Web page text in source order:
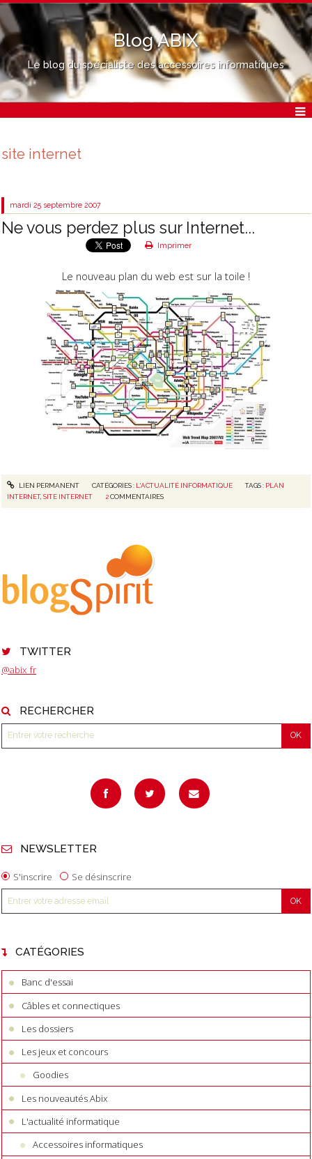
Blog ABIX
Le blog du spécialiste des accessoires informatiques
TWITTER
@abix_fr
RECHERCHER
NEWSLETTER
S'inscrire Se désinscrire
CATÉGORIES
Banc d'essai
Câbles et connectiques
Les dossiers
Les jeux et concours
Goodies
Les nouveautés Abix
L'actualité informatique
Accessoires informatiques
site internet
mardi 25 septembre 2007
Ne vous perdez plus sur Internet...
Imprimer
Le nouveau plan du web est sur la toile !
LIEN PERMANENT CATÉGORIES : L'ACTUALITÉ INFORMATIQUE TAGS : PLAN
INTERNET,SITE INTERNET 2 COMMENTAIRES